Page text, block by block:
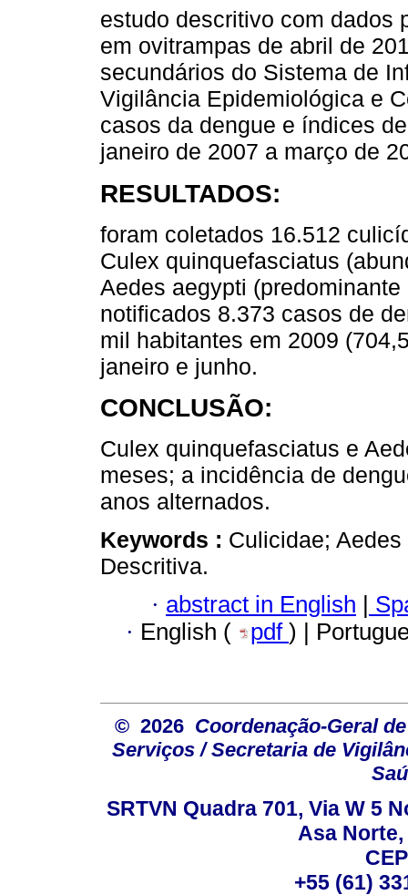
estudo descritivo com dados
em ovitrampas de abril de
secundários do Sistema de
Vigilância Epidemiológica e
casos da dengue e índices
janeiro de 2007 a março de
RESULTADOS:
foram coletados 16.512
Culex quinquefasciatus
Aedes aegypti
notificados 8.373 casos de
mil habitantes em 2009
janeiro e junho.
CONCLUSÃO:
Culex quinquefasciatus e
meses; a incidência de
anos alternados.
Keywords : Culicidae;
Descritiva.
· abstract in English
· English ( pdf ) |
© 2026 Coordenação-Geral
Serviços / Secretaria de
SRTVN Quadra 701, Via W 5
Asa
+55 (61)